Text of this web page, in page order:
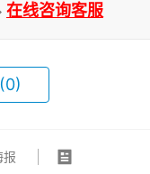
在线咨询客服
(0)
报